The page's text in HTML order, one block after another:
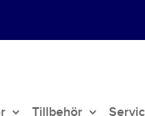
Tillbehör